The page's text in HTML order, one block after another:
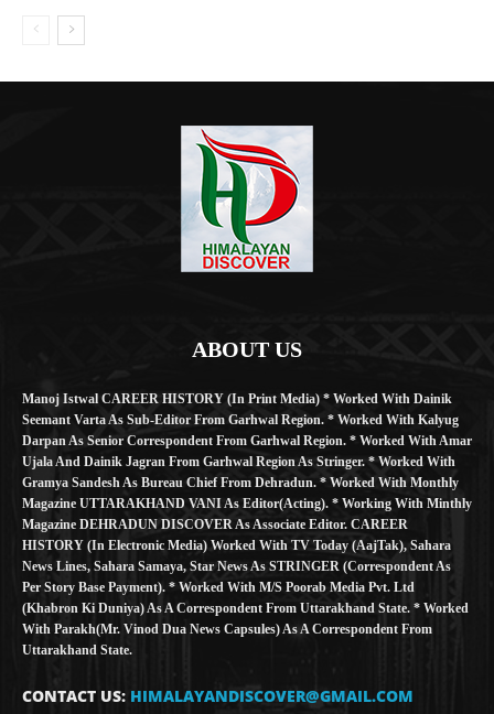
ABOUT US
Manoj Istwal CAREER HISTORY (in Print Media) * Worked With Dainik
Seemant Varta As Sub-Editor From Garhwal Region. * Worked With Kalyug
Darpan As Senior Correspondent From Garhwal Region. * Worked With Amar
Ujala And Dainik Jagran From Garhwal Region As Stringer. * Worked With
Gramya Sandesh As Bureau Chief From Dehradun. * Worked With Monthly
Magazine UTTARAKHAND VANI As Editor(Acting). * Working With Minthly
Magazine DEHRADUN DISCOVER As Associate Editor. CAREER
HISTORY (in Electronic Media) Worked With TV Today (AajTak), Sahara
News Lines, Sahara Samaya, Star News As STRINGER (Correspondent As
Per Story Base Payment). * Worked With M/S Poorab Media Pvt. Ltd
(Khabron Ki Duniya) As A Correspondent From Uttarakhand State. * Worked
With Parakh(Mr. Vinod Dua News Capsules) As A Correspondent From
Uttarakhand State.
CONTACT US: HIMALAYANDISCOVER@GMAIL.COM